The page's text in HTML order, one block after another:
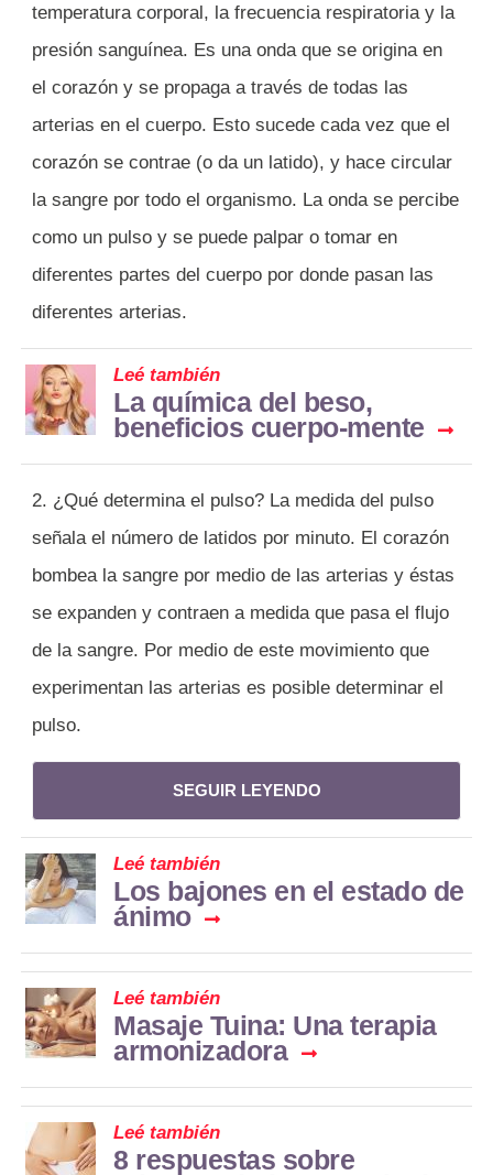
temperatura corporal, la frecuencia respiratoria y la
presión sanguínea. Es una onda que se origina en
el corazón y se propaga a través de todas las
arterias en el cuerpo. Esto sucede cada vez que el
corazón se contrae (o da un latido), y hace circular
la sangre por todo el organismo. La onda se percibe
como un pulso y se puede palpar o tomar en
diferentes partes del cuerpo por donde pasan las
diferentes arterias.
Leé también
La química del beso,
beneficios cuerpo-mente
2. ¿Qué determina el pulso? La medida del pulso
señala el número de latidos por minuto. El corazón
bombea la sangre por medio de las arterias y éstas
se expanden y contraen a medida que pasa el flujo
de la sangre. Por medio de este movimiento que
experimentan las arterias es posible determinar el
pulso.
SEGUIR LEYENDO
Leé también
Los bajones en el estado de
ánimo
Leé también
Masaje Tuina: Una terapia
armonizadora
Leé también
8 respuestas sobre